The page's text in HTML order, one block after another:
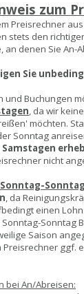
zum
Preisrechner
stets den
an denen Sie An-
Sie
und Buchungen
, da wir
möchten.
Sonntag
Samstagen
nicht
Sonntag-Sonntag
, da
einen
Sonntag-Sonntag
Saison
Preisrechner ggf.
bei An/Abreisen: